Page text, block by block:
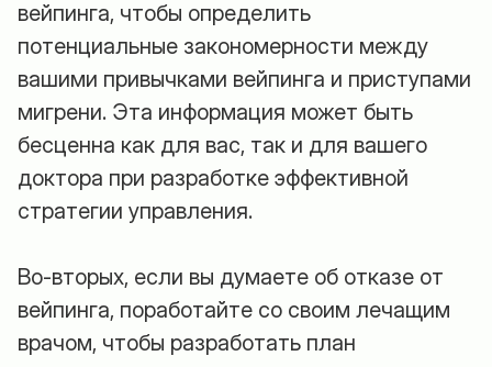
вейпинга, чтобы определить
потенциальные закономерности между
вашими привычками вейпинга и приступами
мигрени. Эта информация может быть
бесценна как для вас, так и для вашего
доктора при разработке эффективной
стратегии управления.
Во-вторых, если вы думаете об отказе от
вейпинга, поработайте со своим лечащим
врачом, чтобы разработать план